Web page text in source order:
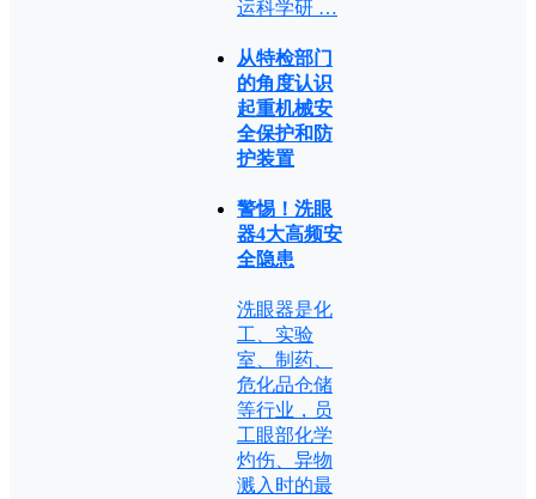
运科学研 …
从特检部门
的角度认识
起重机械安
全保护和防
护装置
警惕！洗眼
器4大高频安
全隐患
洗眼器是化
工、实验
室、制药、
危化品仓储
等行业，员
工眼部化学
灼伤、异物
溅入时的最